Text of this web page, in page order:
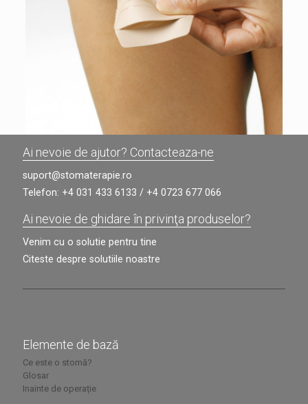
Ai nevoie de ajutor? Contacteaza-ne
suport@stomaterapie.ro
Telefon: +4 031 433 6133 / +4 0723 677 066
Ai nevoie de ghidare în privinţa produselor?
Venim cu o solutie pentru tine
Citeste despre solutiile noastre
Elemente de bază
Ce este o stomă?
Glosar
Inainte de operație